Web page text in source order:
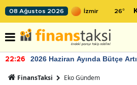
08 Ağustos 2026 26°
22:26 2026 Haziran Ayında Bütçe
FinansTaksi Eko Gündem